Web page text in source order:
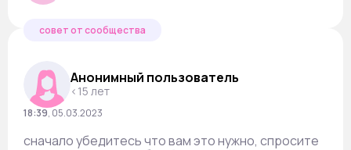
совет от сообщества
Анонимный пользователь
<15 лет
18:39, 05.03.2023
сначало убедитесь что вам это нужно, спросите